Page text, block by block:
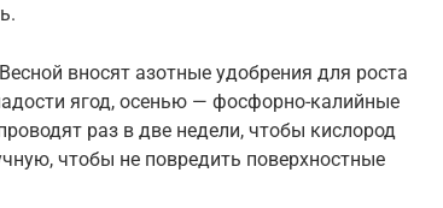
вносят азотные удобрения для роста
ягод, осенью — фосфорно-калийные
раз в две недели, чтобы кислород
чтобы не повредить поверхностные